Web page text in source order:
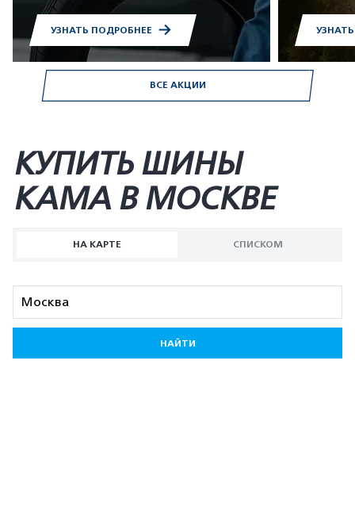
ВСЕ АКЦИИ
УЗНАТЬ ПОДРОБНЕЕ
КУПИТЬ ШИНЫ
KAMA В МОСКВЕ
НА КАРТЕ СПИСКОМ
НАЙТИ